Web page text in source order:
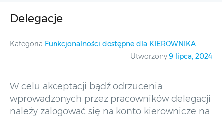
Delegacje
Kategoria Funkcjonalności dostępne dla KIEROWNIKA
Utworzony 9 lipca, 2024
W celu akceptacji bądź odrzucenia
wprowadzonych przez pracowników delegacji
należy zalogować się na konto kierownicze na